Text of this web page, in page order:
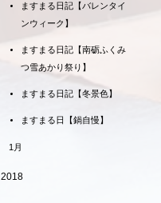
ますまる日記【バレンタイ
ンウィーク】
ますまる日記【南砺ふくみ
つ雪あかり祭り】
ますまる日記【冬景色】
ますまる日【鍋自慢】
1月
2018